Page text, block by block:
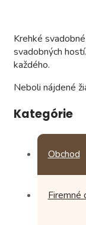
Krehké
svadobných
každého.
Neboli nájdené
Kategórie
Obchod
Firemné